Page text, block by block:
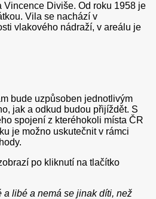
Vincence Diviše. Od roku 1958 je
Vila se nachází v
vlakového nádraží, v areálu je
bude uzpůsoben jednotlivým
jak a odkud budou přijíždět. S
spojení z kteréhokoli místa ČR
je možno uskutečnit v rámci
po kliknutí na tlačítko
a libé a nemá se jinak díti, než